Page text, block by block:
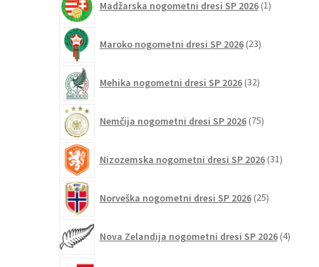
Madžarska nogometni dresi SP 2026 1izdelek
Maroko nogometni dresi SP 2026 23izdelkov
Mehika nogometni dresi SP 2026 32izdelkov
Nemčija nogometni dresi SP 2026 75izdelkov
Nizozemska nogometni dresi SP 2026 31izdelkov
Norveška nogometni dresi SP 2026 25izdelkov
Nova Zelandija nogometni dresi SP 2026 4izdelki